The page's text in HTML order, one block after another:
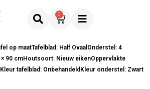
0
op maatTafelblad: Half OvaalOnderstel: 4
90 cmHoutsoort: Nieuw eikenOppervlakte
tafelblad: OnbehandeldKleur onderstel: Zwart